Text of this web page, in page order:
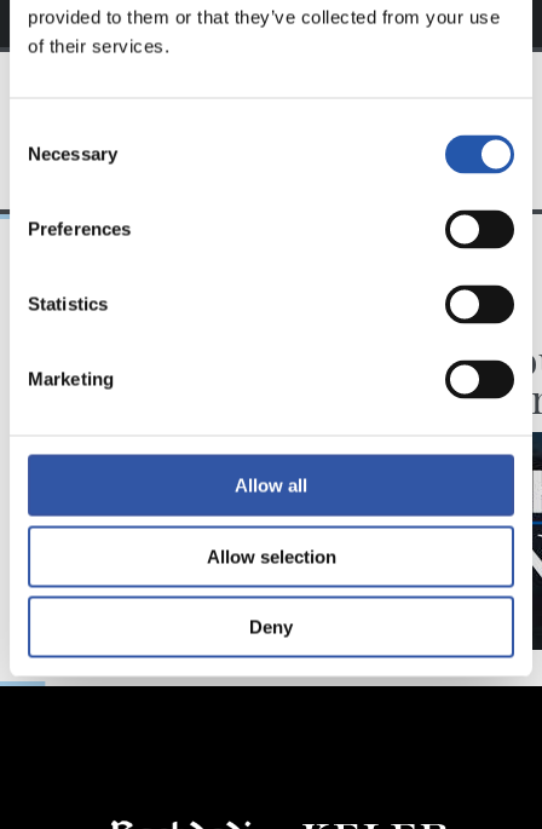
provided to them or that they’ve collected from your use
of their services.
Selection
Necessary
Preferences
Statistics
Marketing
Allow all
Allow selection
Deny
31/07/2026
Des minutes en plus
24/07/2026
VIDÉOS
Une